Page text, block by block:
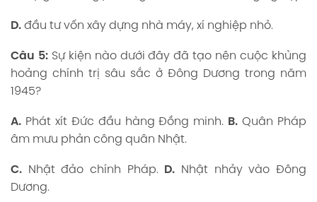
D. đầu tư vốn xây dựng nhà máy, xí nghiệp nhỏ.
Câu 5:Sự kiện nào dưới đây đã tạo nên cuộc khủng
hoảng chính trị sâu sắc ở Đông Dương trong năm
1945?
A. Phát xít Đức đầu hàng Đồng minh. B.Quân Pháp
âm mưu phản công quân Nhật.
C. Nhật đảo chính Pháp. D. Nhật nhảy vào Đông
Dương.